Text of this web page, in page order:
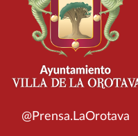
@Prensa.LaOrotava